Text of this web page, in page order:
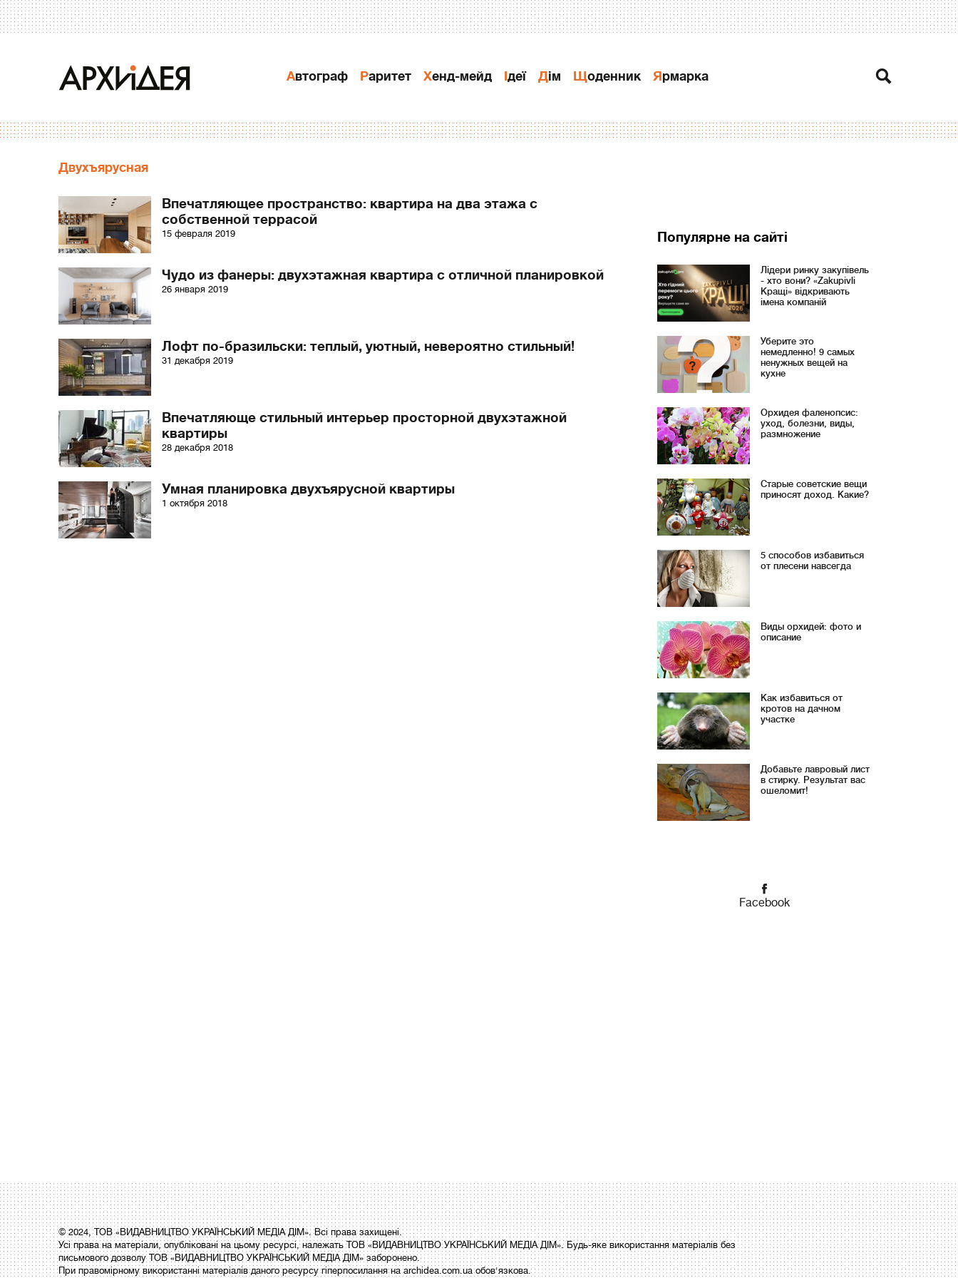
Автограф Раритет Хенд-мейд Ідеї Дiм Щоденник Ярмарка
Двухъярусная
Впечатляющее пространство: квартира на два этажа с
собственной террасой
15 февраля 2019
Чудо из фанеры: двухэтажная квартира с отличной планировкой
26 января 2019
Лофт по-бразильски: теплый, уютный, невероятно стильный!
31 декабря 2019
Впечатляюще стильный интерьер просторной двухэтажной
квартиры
28 декабря 2018
Умная планировка двухъярусной квартиры
1 октября 2018
Популярне на сайті
Лідери ринку закупівель
- хто вони? «Zakupivli
Кращі» відкривають
імена компаній
Уберите это
немедленно! 9 самых
ненужных вещей на
кухне
Орхидея фаленопсис:
уход, болезни, виды,
размножение
Старые советские вещи
приносят доход. Какие?
5 способов избавиться
от плесени навсегда
Виды орхидей: фото и
описание
Как избавиться от
кротов на дачном
участке
Добавьте лавровый лист
в стирку. Результат вас
ошеломит!
Facebook
© 2024, ТОВ «ВИДАВНИЦТВО УКРАЇНСЬКИЙ МЕДІА ДІМ». Всі права захищені.
Усі права на матеріали, опубліковані на цьому ресурсі, належать ТОВ «ВИДАВНИЦТВО УКРАЇНСЬКИЙ МЕДІА ДІМ». Будь-яке використання матеріалів без
письмового дозволу ТОВ «ВИДАВНИЦТВО УКРАЇНСЬКИЙ МЕДІА ДІМ» заборонено.
При правомірному використанні матеріалів даного ресурсу гіперпосилання на archidea.com.ua обов'язкова.